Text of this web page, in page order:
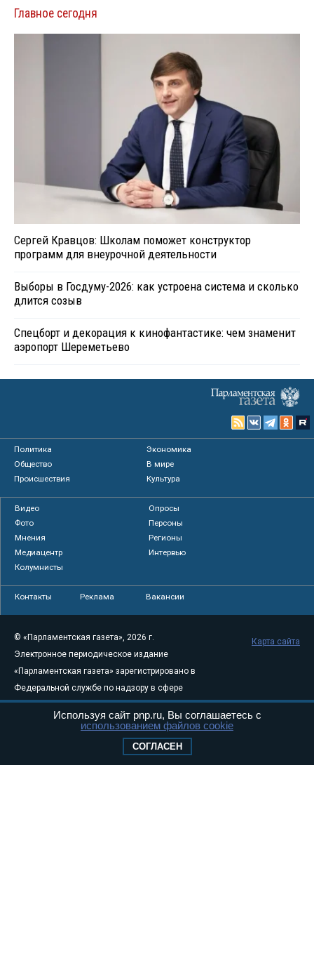
Главное сегодня
Сергей Кравцов: Школам поможет конструктор
программ для внеурочной деятельности
Выборы в Госдуму-2026: как устроена система и сколько
длится созыв
Спецборт и декорация к кинофантастике: чем знаменит
аэропорт Шереметьево
Политика
Экономика
Общество
В мире
Происшествия
Культура
Видео
Опросы
Фото
Персоны
Мнения
Регионы
Медиацентр
Интервью
Колумнисты
Контакты Реклама Вакансии
© «Парламентская газета», 2026 г.
Электронное периодическое издание
«Парламентская газета» зарегистрировано в
Федеральной службе по надзору в сфере
связи, информационных технологий и
массовых коммуникаций (Роскомнадзор) 05
Свидетельство о регистрации Эл № ФС77-
Карта сайта
Используя сайт pnp.ru, Вы соглашаетесь с
использованием файлов cookie
СОГЛАСЕН